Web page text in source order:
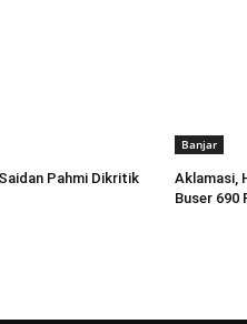
Pahmi Dikritik
Banjar
Aklamasi,
Buser 690